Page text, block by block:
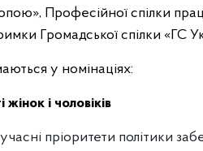
Професійної спілки
Громадської спілки «ГС
у номінаціях:
і чоловіків
пріоритети політики